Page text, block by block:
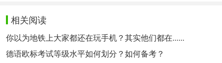
至了解他独特的趣味？莫非二人是相爱相杀？
哈圈恩仇录？
相关阅读
你以为地铁上大家都还在玩手机？其实他们都在......
德语欧标考试等级水平如何划分？如何备考？